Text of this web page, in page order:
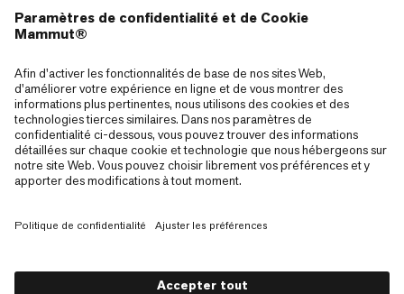
—
Sitemap
Cookies
Mentions Légales
Politique de confidentialité des données